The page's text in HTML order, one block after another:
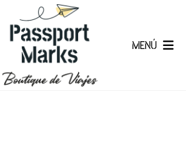
MENÚ